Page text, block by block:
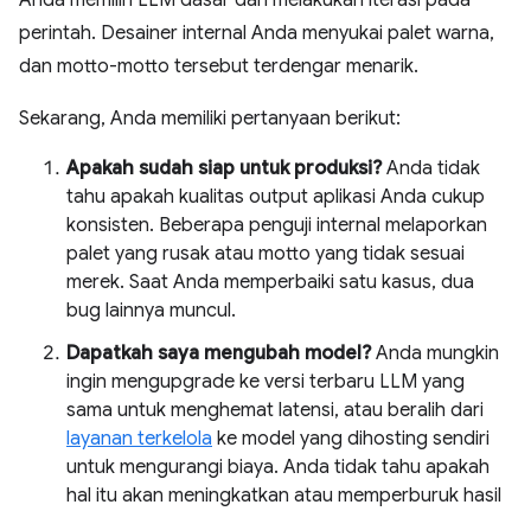
perintah. Desainer internal Anda menyukai palet warna,
dan motto-motto tersebut terdengar menarik.
Sekarang, Anda memiliki pertanyaan berikut:
Apakah sudah siap untuk produksi?Anda tidak
tahu apakah kualitas output aplikasi Anda cukup
konsisten. Beberapa penguji internal melaporkan
palet yang rusak atau motto yang tidak sesuai
merek. Saat Anda memperbaiki satu kasus, dua
bug lainnya muncul.
Dapatkah saya mengubah model?Anda mungkin
ingin mengupgrade ke versi terbaru LLM yang
sama untuk menghemat latensi, atau beralih dari
layanan terkelola ke model yang dihosting sendiri
untuk mengurangi biaya. Anda tidak tahu apakah
hal itu akan meningkatkan atau memperburuk hasil